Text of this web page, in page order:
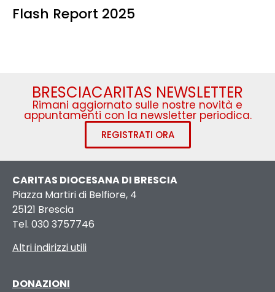
Flash Report 2025
BRESCIACARITAS NEWSLETTER
Rimani aggiornato sulle nostre novità e
appuntamenti con la newsletter periodica.
REGISTRATI ORA
CARITAS DIOCESANA DI BRESCIA
Piazza Martiri di Belfiore, 4
25121 Brescia
Tel. 030 3757746
Altri indirizzi utili
DONAZIONI